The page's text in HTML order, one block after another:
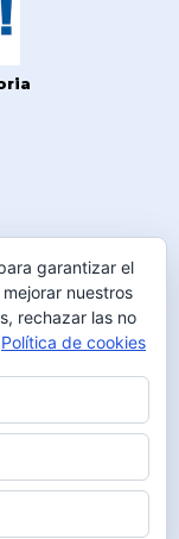
garantizar el
nuestros
rechazar las no
Política de cookies